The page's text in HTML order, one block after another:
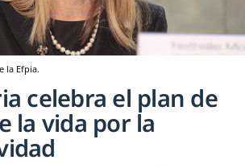
la Efpia.
celebra el plan de
la vida por la